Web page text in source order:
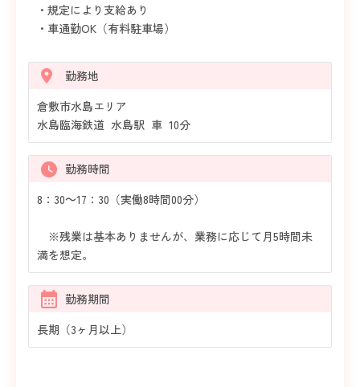
・規定により支給あり
・車通勤OK（有料駐車場）
勤務地
倉敷市水島エリア
水島臨海鉄道 水島駅 車 10分
勤務時間
8：30～17：30（実働8時間00分）
※残業は基本ありませんが、業務に応じて月5時間未
満を想定。
勤務期間
長期（3ヶ月以上）